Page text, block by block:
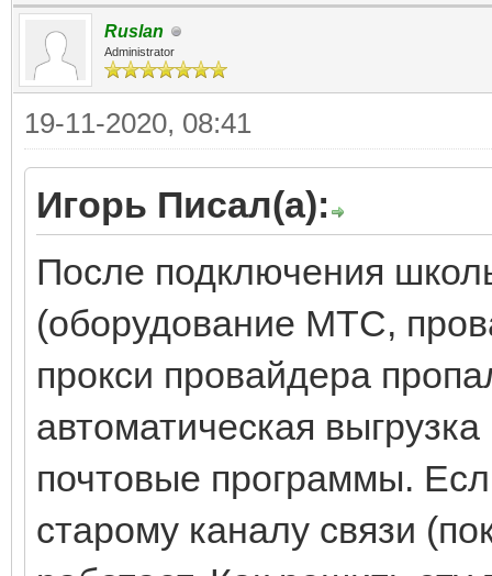
Ruslan
Administrator
19-11-2020, 08:41
Игорь Писал(а):
После подключения
(оборудование МТС,
прокси провайдера
автоматическая
почтовые программы.
старому каналу связи